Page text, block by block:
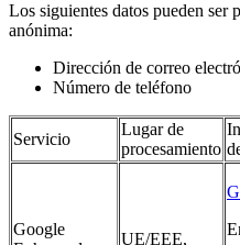
Los siguientes datos pueden ser
anónima:
Dirección de correo
Número de teléfono
Servicio
Lugar de
procesamiento
Google
UE/EEE,